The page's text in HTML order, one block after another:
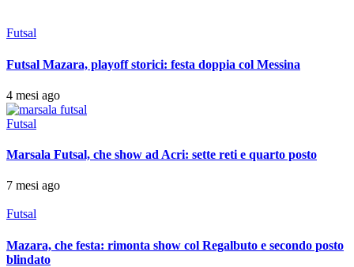
Futsal
Futsal Mazara, playoff storici: festa doppia col Messina
4 mesi ago
Futsal
Marsala Futsal, che show ad Acri: sette reti e quarto posto
7 mesi ago
Futsal
Mazara, che festa: rimonta show col Regalbuto e secondo posto
blindato